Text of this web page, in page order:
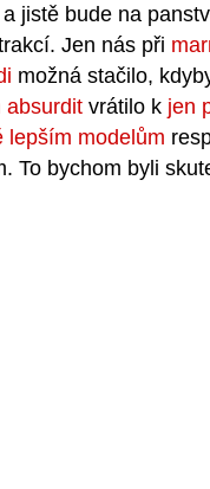
jistě bude na
Jen nás při
možná stačilo,
absurdit vrátilo k jen
lepším modelům
To bychom byli